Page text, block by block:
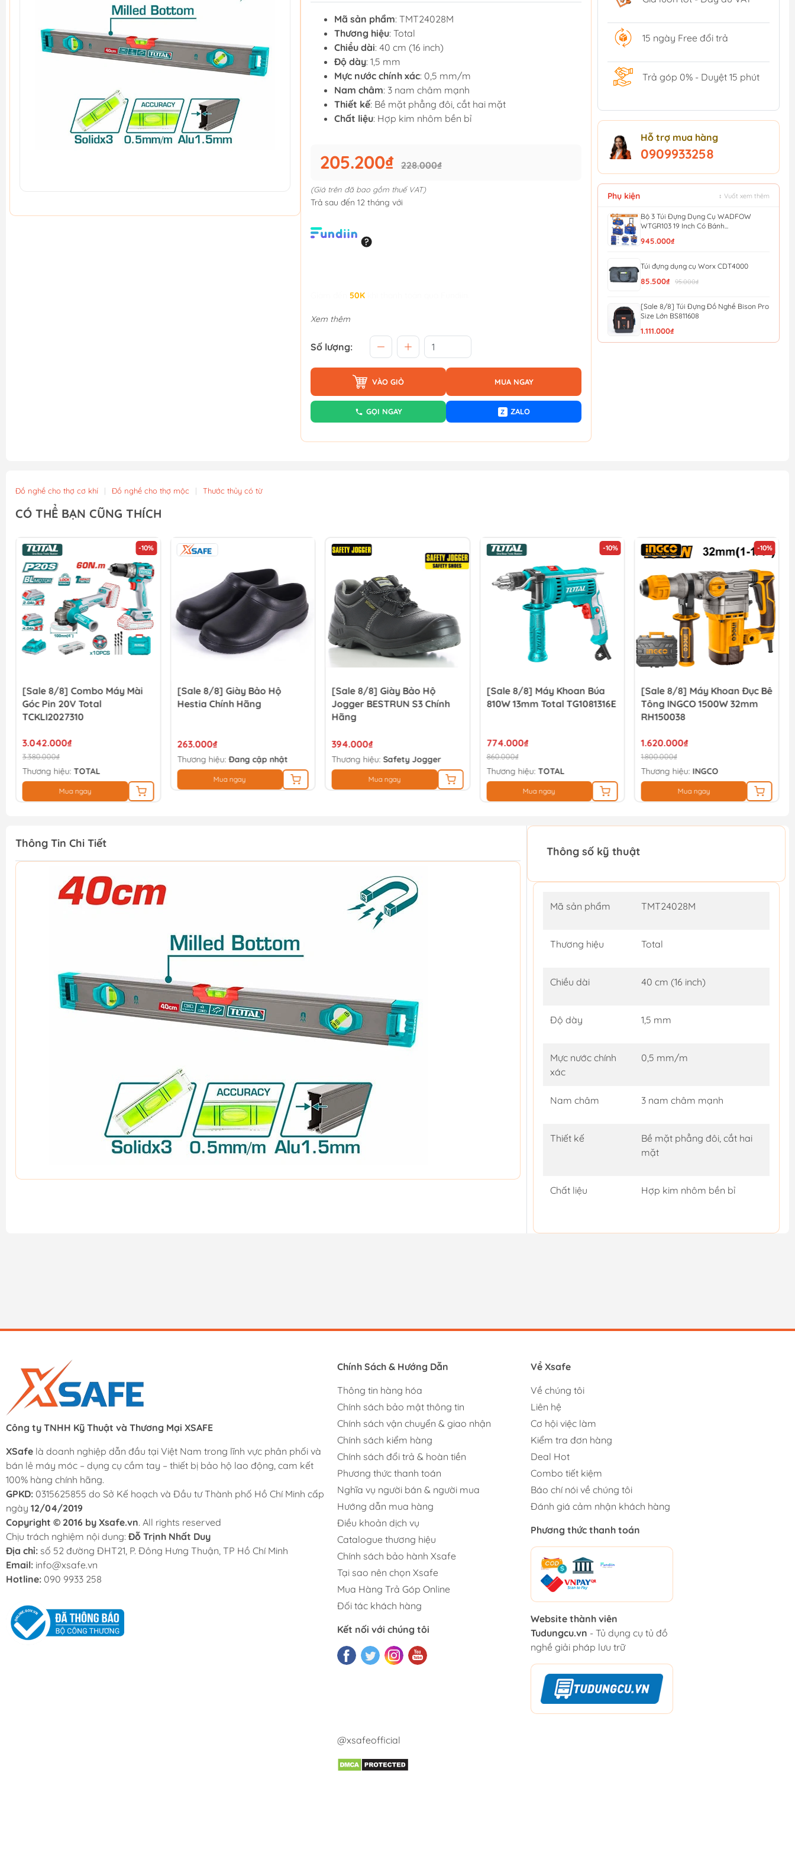
Mã sản phẩm: TMT24028M
Thương hiệu: Total
Chiều dài: 40 cm (16 inch)
Độ dày: 1,5 mm
Mực nước chính xác: 0,5 mm/m
Nam châm: 3 nam châm mạnh
Thiết kế: Bề mặt phẳng đôi, cắt hai mặt
Chất liệu: Hợp kim nhôm bền bỉ
205.200₫ 228.000₫
(Giá trên đã bao gồm thuế VAT)
Trả sau đến 12 tháng với
50K
Xem thêm
Số lượng:
VÀO GIỎ MUA NGAY
GỌI NGAY Z ZALO
15 ngày Free đổi trả
Trả góp 0% - Duyệt 15 phút
Hỗ trợ mua hàng
0909933258
Phụ kiện ↕ Vuốt xem thêm
Bộ 3 Túi Đựng Dụng Cụ WADFOW
WTGR103 19 Inch Có Bánh...
945.000₫
Túi đựng dụng cụ Worx CDT4000
85.500₫ 95.000₫
[Sale 8/8] Túi Đựng Đồ Nghề Bison Pro
Size Lớn BS811608
1.111.000₫
Đồ nghề cho thợ cơ khí | Đồ nghề cho thợ mộc | Thước thủy có từ
CÓ THỂ BẠN CŨNG THÍCH
-10%
[Sale 8/8] Combo Máy Mài
Góc Pin 20V Total
TCKLI2027310
3.042.000₫
3.380.000₫
Thương hiệu: TOTAL
Mua ngay
[Sale 8/8] Giày Bảo Hộ
Hestia Chính Hãng
263.000₫
Thương hiệu:Đang cập nhật
Mua ngay
[Sale 8/8] Giày Bảo Hộ
Jogger BESTRUN S3 Chính
Hãng
394.000₫
Thương hiệu: Safety Jogger
Mua ngay
-10%
[Sale 8/8] Máy Khoan Búa
810W 13mm Total TG1081316E
774.000₫
860.000₫
Thương hiệu: TOTAL
Mua ngay
-10%
[Sale 8/8] Máy Khoan Đục Bê
Tông INGCO 1500W 32mm
RH150038
1.620.000₫
1.800.000₫
Thương hiệu: INGCO
Mua ngay
Thông Tin Chi Tiết
Thông số kỹ thuật
Mã sản phẩm TMT24028M
Thương hiệu Total
Chiều dài 40 cm (16 inch)
Độ dày 1,5 mm
Mực nước chính
xác
0,5 mm/m
Nam châm 3 nam châm mạnh
Thiết kế
Bề mặt phẳng đôi, cắt hai
mặt
Chất liệu Hợp kim nhôm bền bỉ
Công ty TNHH Kỹ Thuật và Thương Mại XSAFE
XSafe là doanh nghiệp dẫn đầu tại Việt Nam trong lĩnh vực phân phối và
bán lẻ máy móc – dụng cụ cầm tay – thiết bị bảo hộ lao động, cam kết
100% hàng chính hãng.
GPKD: 0315625855 do Sở Kế hoạch và Đầu tư Thành phố Hồ Chí Minh cấp
ngày 12/04/2019
Copyright © 2016 by Xsafe.vn. All rights reserved
Chịu trách nghiệm nội dung: Đỗ Trịnh Nhất Duy
Địa chỉ: số 52 đường ĐHT21, P. Đông Hưng Thuận, TP Hồ Chí Minh
Email: info@xsafe.vn
Hotline: 090 9933 258
Chính Sách & Hướng Dẫn
Thông tin hàng hóa
Chính sách bảo mật thông tin
Chính sách vận chuyển & giao nhận
Chính sách kiểm hàng
Chính sách đổi trả & hoàn tiền
Phương thức thanh toán
Nghĩa vụ người bán & người mua
Hướng dẫn mua hàng
Điều khoản dịch vụ
Catalogue thương hiệu
Chính sách bảo hành Xsafe
Tại sao nên chọn Xsafe
Mua Hàng Trả Góp Online
Đối tác khách hàng
Kết nối với chúng tôi
Về Xsafe
Về chúng tôi
Liên hệ
Cơ hội việc làm
Kiểm tra đơn hàng
Deal Hot
Combo tiết kiệm
Báo chí nói về chúng tôi
Đánh giá cảm nhận khách hàng
Phương thức thanh toán
Website thành viên
Tudungcu.vn - Tủ dụng cụ tủ đồ
nghề giải pháp lưu trữ
@xsafeofficial